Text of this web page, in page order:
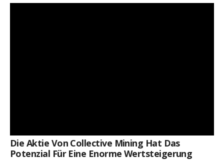
Die Aktie Von Collective Mining Hat Das
Potenzial Für Eine Enorme Wertsteigerung